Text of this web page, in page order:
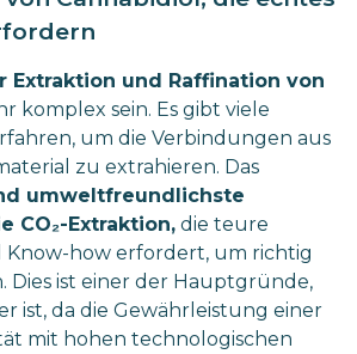
Extraktion und Raffination von
komplex sein. Es gibt viele
um die Verbindungen aus
zu extrahieren. Das
umweltfreundlichste
CO₂-Extraktion, die teure
how erfordert, um richtig
Dies ist einer der Hauptgründe,
ist, da die Gewährleistung einer
mit hohen technologischen